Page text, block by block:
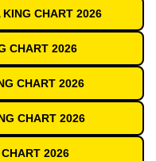
KING CHART 2026
CHART 2026
CHART 2026
CHART 2026
2026